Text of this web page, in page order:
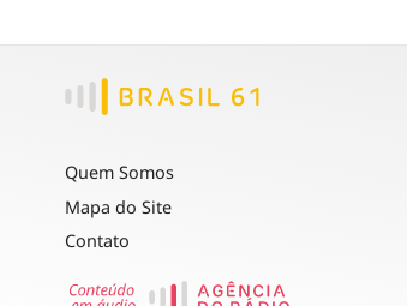
Quem Somos
Mapa do Site
Contato